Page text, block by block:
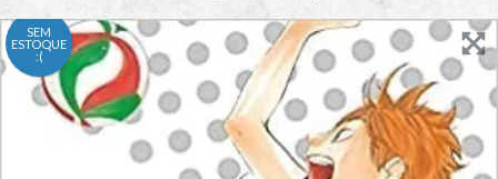
SEM
ESTOQUE
:(